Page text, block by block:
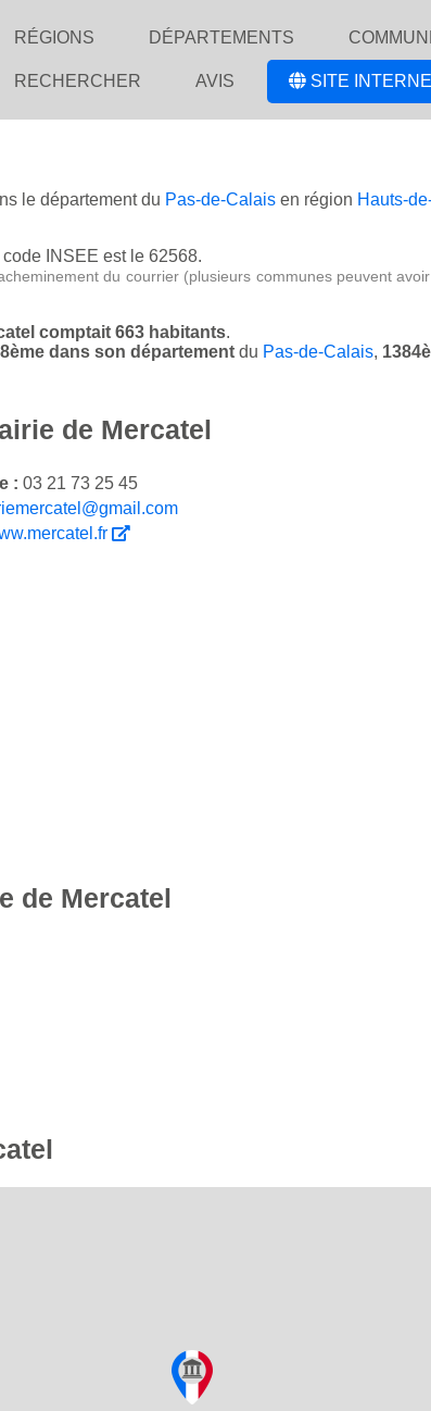
RÉGIONS DÉPARTEMENTS
RECHERCHER AVIS SITE
le département du Pas-de-Calais en région Hauts-
INSEE est le 62568.
du courrier (plusieurs communes peuvent
comptait 663 habitants.
dans son département du Pas-de-Calais,
de Mercatel
: 03 21 73 25 45
de Mercatel